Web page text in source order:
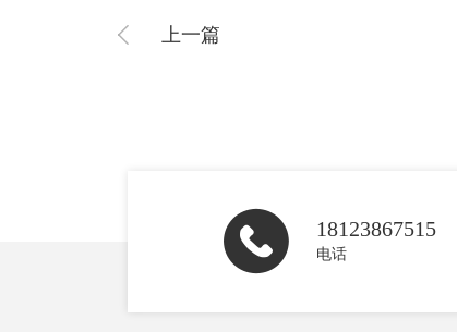
上一篇
18123867515
电话